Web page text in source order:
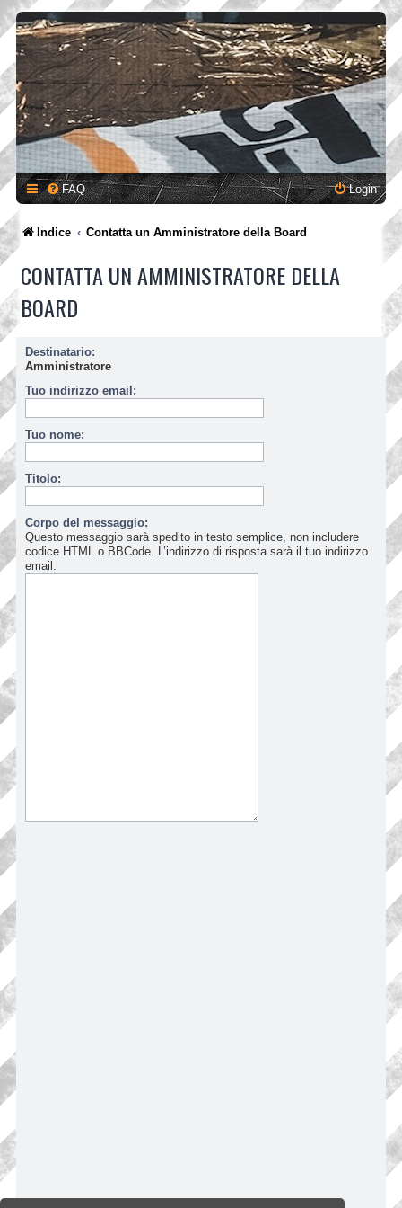
FAQ Login
Indice Contatta un Amministratore della Board
CONTATTA UN AMMINISTRATORE DELLA
BOARD
Destinatario:
Amministratore
Tuo indirizzo email:
Tuo nome:
Titolo:
Corpo del messaggio:
Questo messaggio sarà spedito in testo semplice, non includere
codice HTML o BBCode. L’indirizzo di risposta sarà il tuo indirizzo
email.